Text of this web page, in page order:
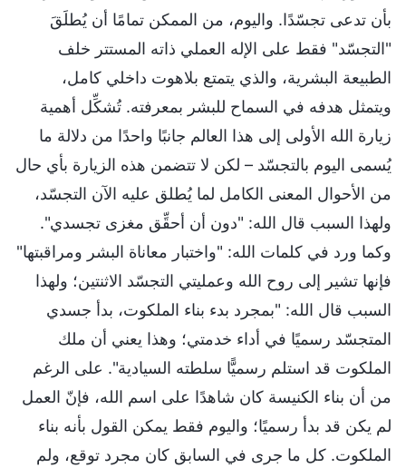
بأن تدعى تجسّدًا. واليوم، من الممكن تمامًا أن يُطلَقَ
"التجسّد" فقط على الإله العملي ذاته المستتر خلف
الطبيعة البشرية، والذي يتمتع بلاهوت داخلي كامل،
ويتمثل هدفه في السماح للبشر بمعرفته. تُشكِّل أهمية
زيارة الله الأولى إلى هذا العالم جانبًا واحدًا من دلالة ما
يُسمى اليوم بالتجسّد – لكن لا تتضمن هذه الزيارة بأي حال
من الأحوال المعنى الكامل لما يُطلق عليه الآن التجسّد،
ولهذا السبب قال الله: "دون أن أحقِّق مغزى تجسدي".
وكما ورد في كلمات الله: "واختبار معاناة البشر ومراقبتها"
فإنها تشير إلى روح الله وعمليتي التجسّد الاثنتين؛ ولهذا
السبب قال الله: "بمجرد بدء بناء الملكوت، بدأ جسدي
المتجسّد رسميًا في أداء خدمتي؛ وهذا يعني أن ملك
الملكوت قد استلم رسميًّا سلطته السيادية". على الرغم
من أن بناء الكنيسة كان شاهدًا على اسم الله، فإنّ العمل
لم يكن قد بدأ رسميًا؛ واليوم فقط يمكن القول بأنه بناء
الملكوت. كل ما جرى في السابق كان مجرد توقع، ولم